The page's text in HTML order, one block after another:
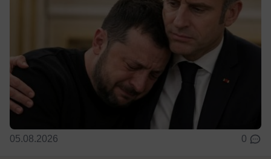
05.08.2026 0